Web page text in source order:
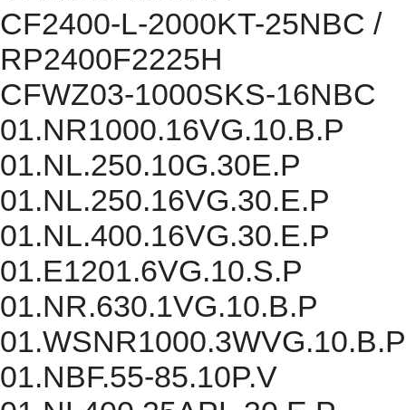
CF2400-L-2000KT-25NBC /
RP2400F2225H
CFWZ03-1000SKS-16NBC
01.NR1000.16VG.10.B.P
01.NL.250.10G.30E.P
01.NL.250.16VG.30.E.P
01.NL.400.16VG.30.E.P
01.E1201.6VG.10.S.P
01.NR.630.1VG.10.B.P
01.WSNR1000.3WVG.10.B.P
01.NBF.55-85.10P.V